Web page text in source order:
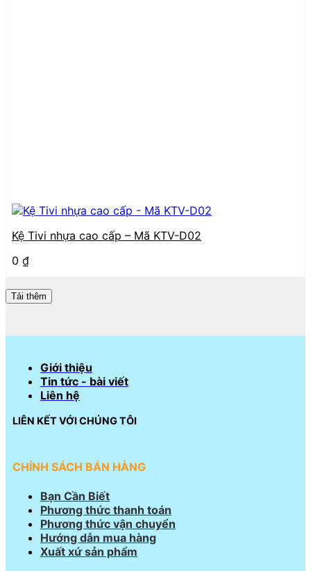
Kệ Tivi nhựa cao cấp – Mã KTV-D02
0 ₫
Tải thêm
Giới thiệu
Tin tức - bài viết
Liên hệ
LIÊN KẾT VỚI CHÚNG TÔI
CHÍNH SÁCH BÁN HÀNG
Bạn Cần Biết
Phương thức thanh toán
Phương thức vận chuyển
Hướng dẫn mua hàng
Xuất xứ sản phẩm